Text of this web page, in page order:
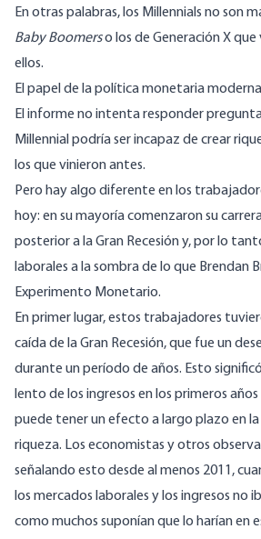
En otras palabras, los Millennials no son
Baby Boomerso los de Generación X
ellos.
El papel de la política monetaria moderna
El informe no intenta responder
Millennial podría ser incapaz de crear
los que vinieron antes.
Pero hay algo diferente en los
hoy: en su mayoría comenzaron su
posterior a la Gran Recesión y, por lo
laborales a la sombra de lo que Brendan
Experimento Monetario.
En primer lugar, estos trabajadores
caída de la Gran Recesión, que fue un
durante un período de años. Esto
lento de los ingresos en los primeros
puede tener un efecto a largo plazo en
riqueza. Los economistas y otros
señalando esto desde al menos 2011 ,
los mercados laborales y los ingresos no
como muchos suponían que lo harían en